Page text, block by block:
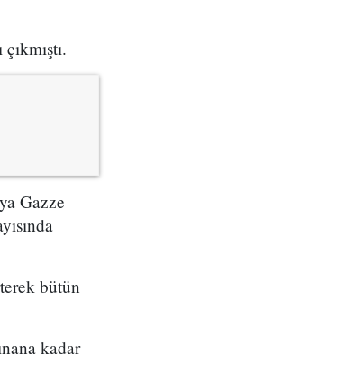
Gazze
bütün
kadar